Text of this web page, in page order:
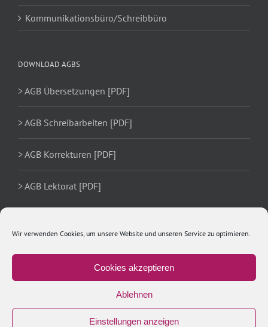
Wir verwenden Cookies, um unsere Website und unseren Service zu optimieren.
Cookies akzeptieren
Ablehnen
Einstellungen anzeigen
Kommunikationsbüro/Schreibbüro
DOWNLOAD AGBS
> AGB Übersetzungen [PDF]
> AGB Schreibarbeiten [PDF]
> AGB Korrekturen [PDF]
> AGB Lektorat [PDF]
Copyright 2020 Ulrike Schächer | All Rights Reserved